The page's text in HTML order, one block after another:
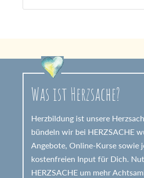
Was ist Herzsache?
Herzbildung ist unsere
bündeln wir bei HERZSACHE
Angebote, Online-Kurse sowie
kostenfreien Input für Dich.
HERZSACHE um mehr